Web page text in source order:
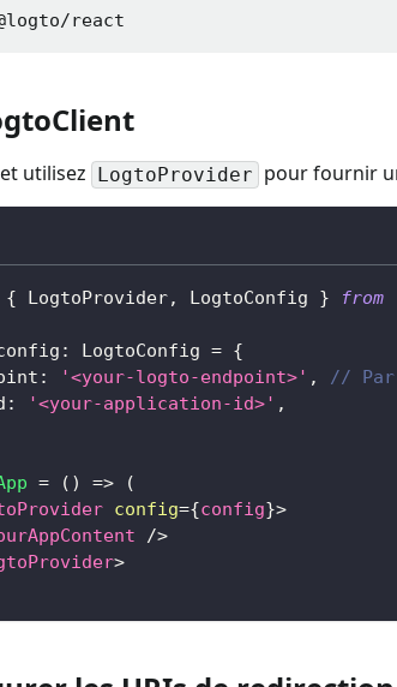
react
utilisez LogtoProvider pour fournir
{ LogtoProvider, LogtoConfig } from
: LogtoConfig = {
: '<your-logto-endpoint>' ,
// Par
: '<your-application-id>' ,
= ( ) =>
(
config={config}>
/>
>